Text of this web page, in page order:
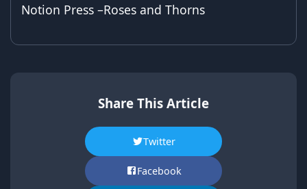
Notion Press –Roses and Thorns
Share This Article
Twitter
Facebook